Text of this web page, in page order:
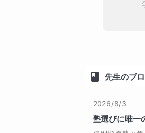
・一過性の
・学習スケジ
《大学受験生
・世界史を
・東京大学・
早稲田中学校
難関校
栄東中学校
先生のブ
2026/8/3
塾選びに唯一